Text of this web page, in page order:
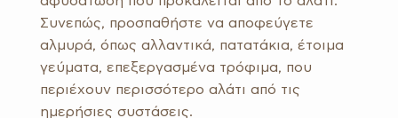
Συνεπώς, προσπαθήστε να αποφεύγετε
αλμυρά, όπως αλλαντικά, πατατάκια, έτοιμα
γεύματα, επεξεργασμένα τρόφιμα, που
περιέχουν περισσότερο αλάτι από τις
ημερήσιες συστάσεις.